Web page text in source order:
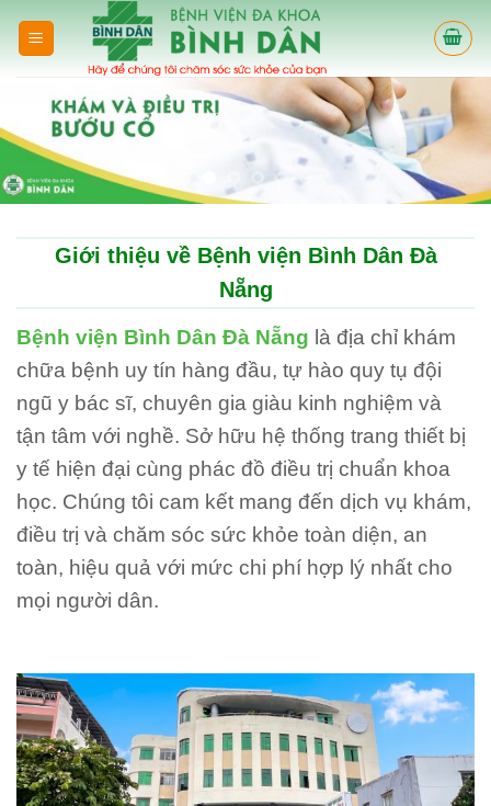
Giới thiệu về Bệnh viện Bình Dân Đà
Nẵng
Bệnh viện Bình Dân Đà Nẵng là địa chỉ khám
chữa bệnh uy tín hàng đầu, tự hào quy tụ đội
ngũ y bác sĩ, chuyên gia giàu kinh nghiệm và
tận tâm với nghề. Sở hữu hệ thống trang thiết bị
y tế hiện đại cùng phác đồ điều trị chuẩn khoa
học. Chúng tôi cam kết mang đến dịch vụ khám,
điều trị và chăm sóc sức khỏe toàn diện, an
toàn, hiệu quả với mức chi phí hợp lý nhất cho
mọi người dân.